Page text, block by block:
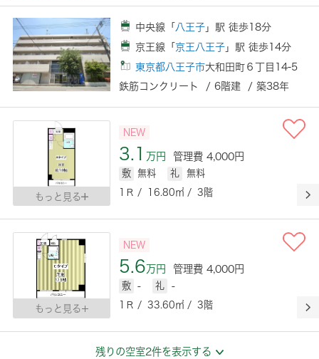
中央線「 八王子 」駅 徒歩18分
京王線「京王八王子 」駅 徒歩14分
東京都八王子市大和田町６丁目14-5
鉄筋コンクリート / 6階建 / 築38年
もっと見る
NEW
3.1万円 管理費 4,000円
敷 無料 礼
無料
1Ｒ / 16.80㎡ / 3階
もっと見る
NEW
5.6万円 管理費 4,000円
敷 - 礼
-
1Ｒ / 33.60㎡ / 3階
残りの空室2件を表示する